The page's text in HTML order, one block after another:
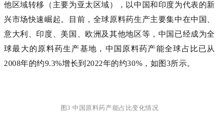
他区域转移（主要为亚太区域），以中国和印度为代表的新
兴市场快速崛起。目前，全球原料药生产主要集中在中国、
意大利、印度、美国、欧洲及其他地区等，中国已经成为全
球最大的原料药生产基地，中国原料药产能全球占比已从
2008年的约9.3%增长到2022年的约30%，如图3所示。
图3 中国原料药产能占比变化情况